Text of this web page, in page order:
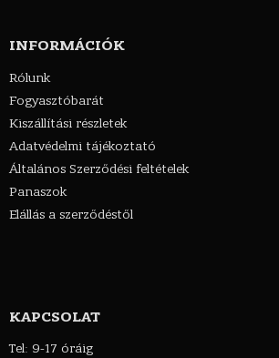
INFORMÁCIÓK
Rólunk
Fogyasztóbarát
Kiszállítási részletek
Adatvédelmi tájékoztató
Általános Szerződési feltételek
Panaszok
Elállás a szerződéstől
KAPCSOLAT
Tel: 9-17 óráig